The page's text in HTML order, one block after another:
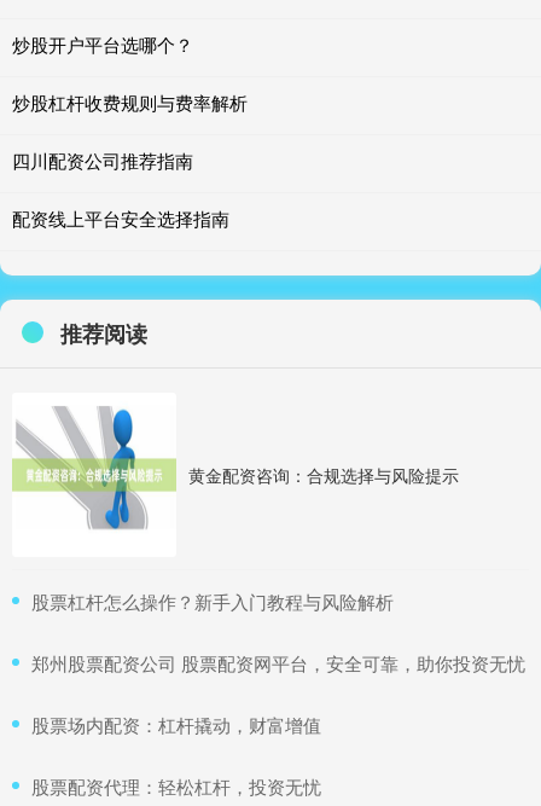
炒股开户平台选哪个？
炒股杠杆收费规则与费率解析
四川配资公司推荐指南
配资线上平台安全选择指南
推荐阅读
黄金配资咨询：合规选择与风险提示
​股票杠杆怎么操作？新手入门教程与风险解析
​郑州股票配资公司 股票配资网平台，安全可靠，助你投资无忧
​股票场内配资：杠杆撬动，财富增值
​股票配资代理：轻松杠杆，投资无忧